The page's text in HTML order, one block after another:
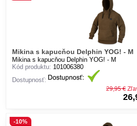
Mikina s kapucňou Delphin YOG! - M
Mikina s kapucňou Delphin YOG! - M
Kód produktu: 101006380
Dostupnosť:
29,95 €
-10%